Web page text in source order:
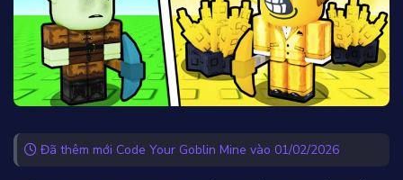
Đã thêm mới Code Your Goblin Mine vào 01/02/2026